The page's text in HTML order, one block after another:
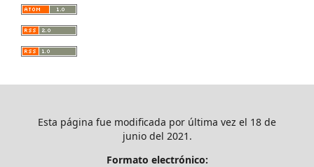
Esta página fue modificada por última vez el 18 de
junio del 2021.
Formato electrónico: